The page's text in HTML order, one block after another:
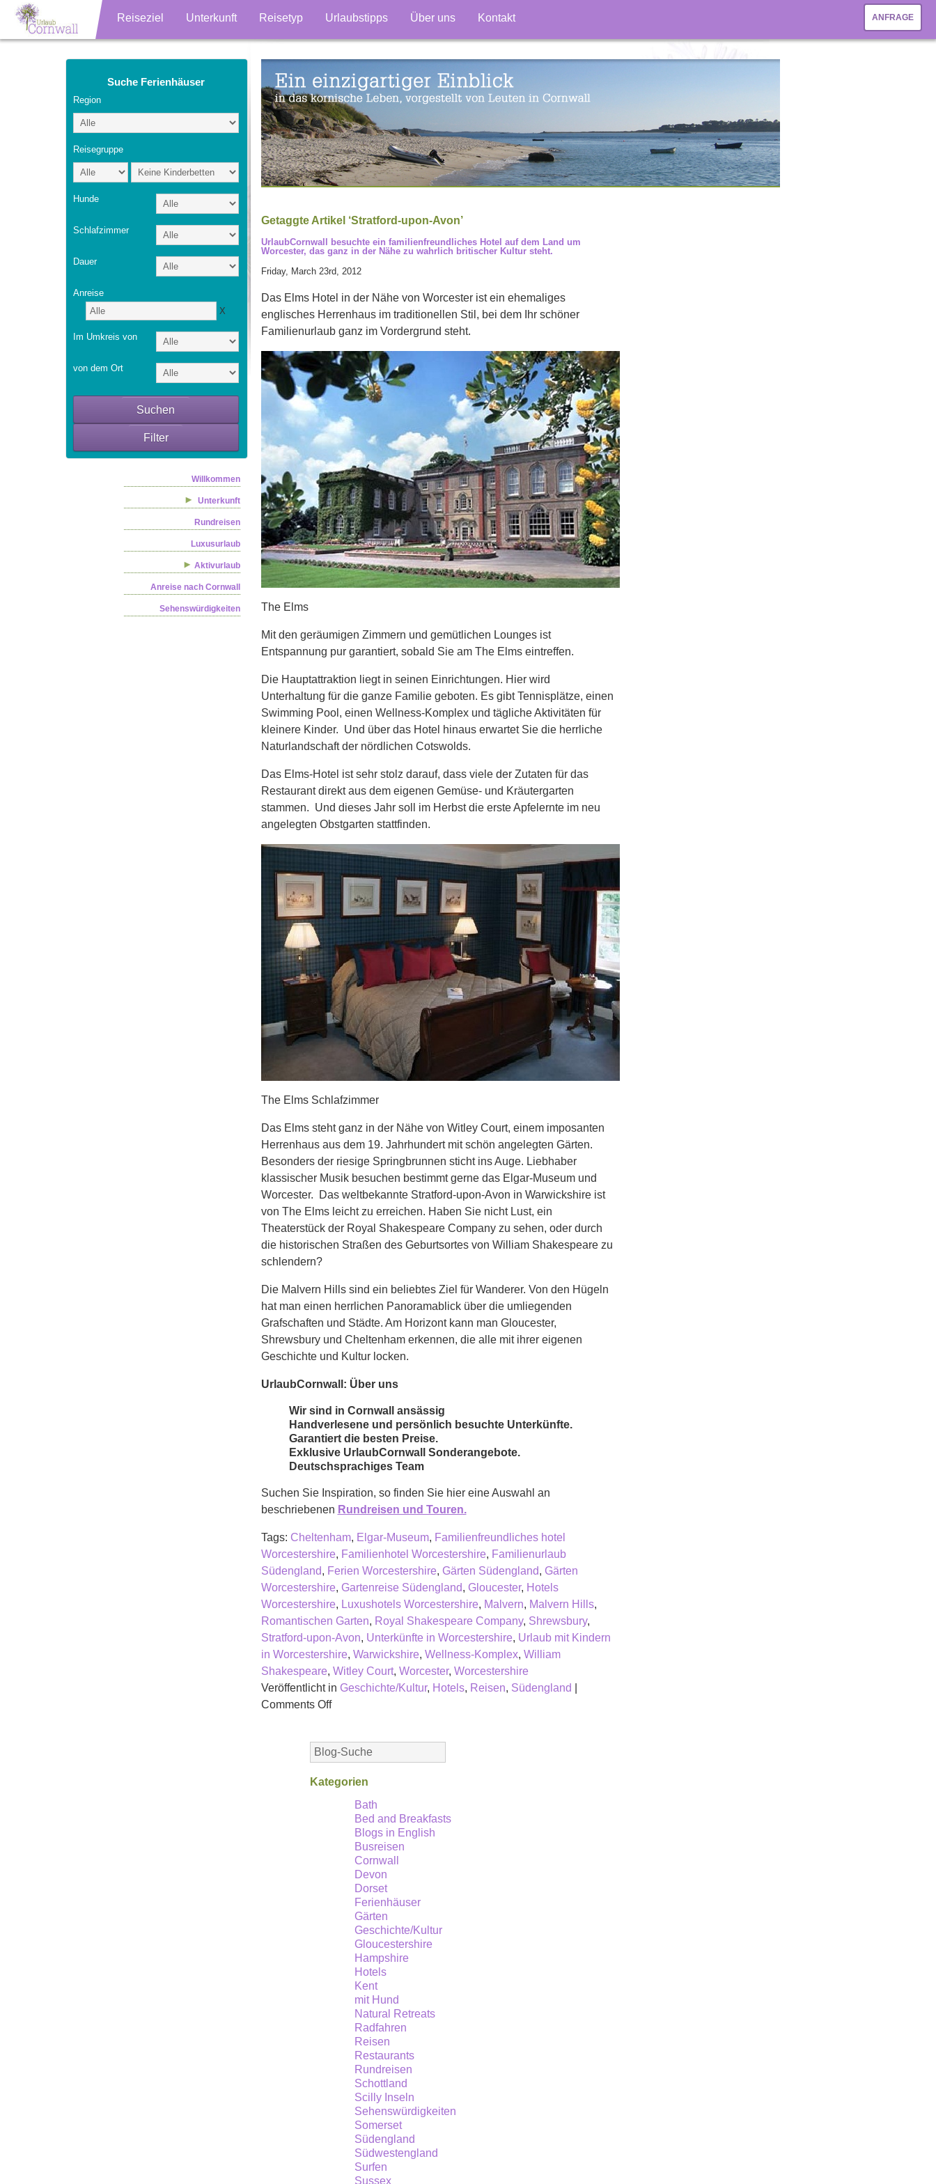
ANFRAGE
Reiseziel Unterkunft Reisetyp Urlaubstipps Über uns Kontakt
Suche Ferienhäuser
Region
Reisegruppe
Hunde
Schlafzimmer
Dauer
Anreise
X
Im Umkreis von
von dem Ort
Suchen
Filter
Willkommen
Unterkunft
Rundreisen
Luxusurlaub
Aktivurlaub
Anreise nach Cornwall
Sehenswürdigkeiten
Getaggte Artikel ‘Stratford-upon-Avon’
UrlaubCornwall besuchte ein familienfreundliches Hotel auf dem Land um
Worcester, das ganz in der Nähe zu wahrlich britischer Kultur steht.
Friday, March 23rd, 2012
Das Elms Hotel in der Nähe von Worcester ist ein ehemaliges
englisches Herrenhaus im traditionellen Stil, bei dem Ihr schöner
Familienurlaub ganz im Vordergrund steht.
The Elms
Mit den geräumigen Zimmern und gemütlichen Lounges ist
Entspannung pur garantiert, sobald Sie am The Elms eintreffen.
Die Hauptattraktion liegt in seinen Einrichtungen. Hier wird
Unterhaltung für die ganze Familie geboten. Es gibt Tennisplätze, einen
Swimming Pool, einen Wellness-Komplex und tägliche Aktivitäten für
kleinere Kinder. Und über das Hotel hinaus erwartet Sie die herrliche
Naturlandschaft der nördlichen Cotswolds.
Das Elms-Hotel ist sehr stolz darauf, dass viele der Zutaten für das
Restaurant direkt aus dem eigenen Gemüse- und Kräutergarten
stammen. Und dieses Jahr soll im Herbst die erste Apfelernte im neu
angelegten Obstgarten stattfinden.
The Elms Schlafzimmer
Das Elms steht ganz in der Nähe von Witley Court, einem imposanten
Herrenhaus aus dem 19. Jahrhundert mit schön angelegten Gärten.
Besonders der riesige Springbrunnen sticht ins Auge. Liebhaber
klassischer Musik besuchen bestimmt gerne das Elgar-Museum und
Worcester. Das weltbekannte Stratford-upon-Avon in Warwickshire ist
von The Elms leicht zu erreichen. Haben Sie nicht Lust, ein
Theaterstück der Royal Shakespeare Company zu sehen, oder durch
die historischen Straßen des Geburtsortes von William Shakespeare zu
schlendern?
Die Malvern Hills sind ein beliebtes Ziel für Wanderer. Von den Hügeln
hat man einen herrlichen Panoramablick über die umliegenden
Grafschaften und Städte. Am Horizont kann man Gloucester,
Shrewsbury und Cheltenham erkennen, die alle mit ihrer eigenen
Geschichte und Kultur locken.
UrlaubCornwall: Über uns
Wir sind in Cornwall ansässig
Handverlesene und persönlich besuchte Unterkünfte.
Garantiert die besten Preise.
Exklusive UrlaubCornwall Sonderangebote.
Deutschsprachiges Team
Suchen Sie Inspiration, so finden Sie hier eine Auswahl an
beschriebenen Rundreisen und Touren.
Tags: Cheltenham, Elgar-Museum, Familienfreundliches hotel
Worcestershire, Familienhotel Worcestershire, Familienurlaub
Südengland, Ferien Worcestershire, Gärten Südengland, Gärten
Worcestershire, Gartenreise Südengland, Gloucester, Hotels
Worcestershire, Luxushotels Worcestershire, Malvern, Malvern Hills,
Romantischen Garten, Royal Shakespeare Company, Shrewsbury,
Stratford-upon-Avon, Unterkünfte in Worcestershire, Urlaub mit Kindern
in Worcestershire, Warwickshire, Wellness-Komplex, William
Shakespeare, Witley Court, Worcester, Worcestershire
Veröffentlicht in Geschichte/Kultur, Hotels, Reisen, Südengland
Comments Offon
ein
Hotel
Land
Worcester,
Nähe
wahrlich
britischer
Kultur
steht.
Kategorien
Bath
Bed and Breakfasts
Blogs in English
Busreisen
Cornwall
Devon
Dorset
Ferienhäuser
Gärten
Geschichte/Kultur
Gloucestershire
Hampshire
Hotels
Kent
mit Hund
Natural Retreats
Radfahren
Reisen
Restaurants
Rundreisen
Schottland
Scilly Inseln
Sehenswürdigkeiten
Somerset
Südengland
Südwestengland
Surfen
Sussex